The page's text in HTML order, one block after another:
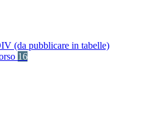
(da pubblicare in tabelle)
16